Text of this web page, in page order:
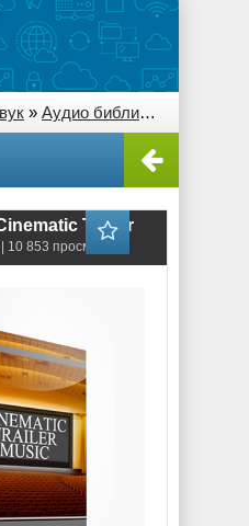
» Аудио библиотеки
Trailer
10 853 просмотров